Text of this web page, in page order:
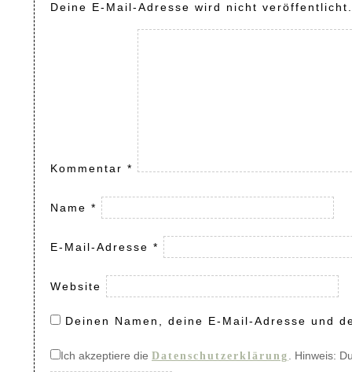
Deine E-Mail-Adresse wird nicht veröffentlicht.
Kommentar *
Name *
E-Mail-Adresse *
Website
Deinen Namen, deine E-Mail-Adresse und
Ich akzeptiere die Datenschutzerklärung . Hinweis: